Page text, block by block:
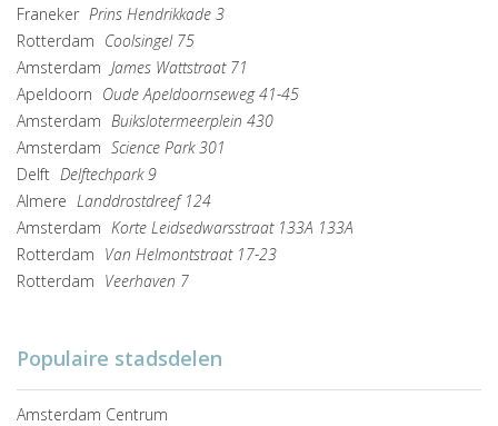
Franeker Prins Hendrikkade 3
Rotterdam Coolsingel 75
Amsterdam James Wattstraat 71
Apeldoorn Oude Apeldoornseweg 41-45
Amsterdam Buikslotermeerplein 430
Amsterdam Science Park 301
Delft Delftechpark 9
Almere Landdrostdreef 124
Amsterdam Korte Leidsedwarsstraat 133A 133A
Rotterdam Van Helmontstraat 17-23
Rotterdam Veerhaven 7
Populaire stadsdelen
Amsterdam Centrum